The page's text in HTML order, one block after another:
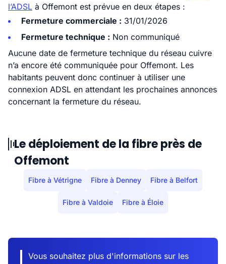
l’ADSL à Offemont est prévue en deux étapes :
Fermeture commerciale : 31/01/2026
Fermeture technique : Non communiqué
Aucune date de fermeture technique du réseau cuivre
n’a encore été communiquée pour Offemont. Les
habitants peuvent donc continuer à utiliser une
connexion ADSL en attendant les prochaines annonces
concernant la fermeture du réseau.
Le déploiement de la fibre près de
Offemont
Fibre à Vétrigne Fibre à Denney Fibre à Belfort
Fibre à Valdoie Fibre à Éloie
Vous souhaitez plus d'informations sur les